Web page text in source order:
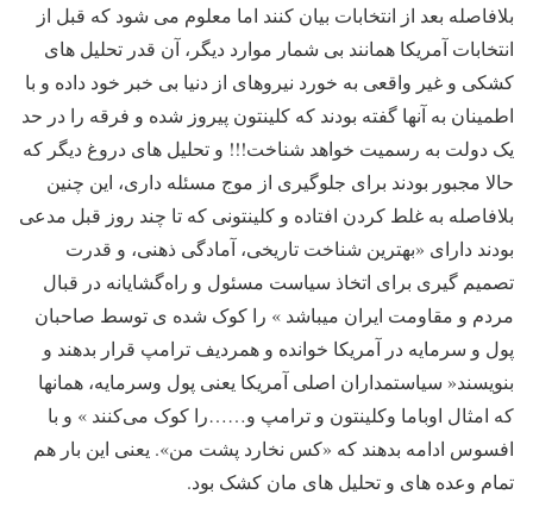
بلافاصله بعد از انتخابات بیان کنند اما معلوم می شود که قبل از
انتخابات آمریکا همانند بی شمار موارد دیگر، آن قدر تحلیل های
کشکی و غیر واقعی به خورد نیروهای از دنیا بی خبر خود داده و با
اطمینان به آنها گفته بودند که کلینتون پیروز شده و فرقه را در حد
یک دولت به رسمیت خواهد شناخت!!! و تحلیل های دروغ دیگر که
حالا مجبور بودند برای جلوگیری از موج مسئله داری، این چنین
بلافاصله به غلط کردن افتاده و کلینتونی که تا چند روز قبل مدعی
بودند دارای «بهترین شناخت تاریخى، آمادگى ذهنى، و قدرت
تصمیم گیرى براى اتخاذ سیاست مسئول و راه‌گشایانه در قبال
مردم و مقاومت ایران میباشد » را کوک شده ی توسط صاحبان
پول و سرمایه در آمریکا خوانده و همردیف ترامپ قرار بدهند و
بنویسند« سیاستمداران اصلی آمریکا یعنی پول وسرمایه، همانها
که امثال اوباما وکلینتون و ترامپ و……را کوک می‌کنند » و با
افسوس ادامه بدهند که «کس نخارد پشت من». یعنی این بار هم
تمام وعده های و تحلیل های مان کشک بود.